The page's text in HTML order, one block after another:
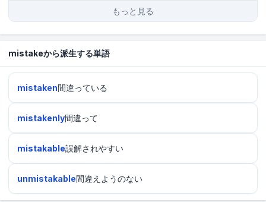
もっと見る
mistakeから派生する単語
mistaken間違っている
mistakenly間違って
mistakable誤解されやすい
unmistakable間違えようのない